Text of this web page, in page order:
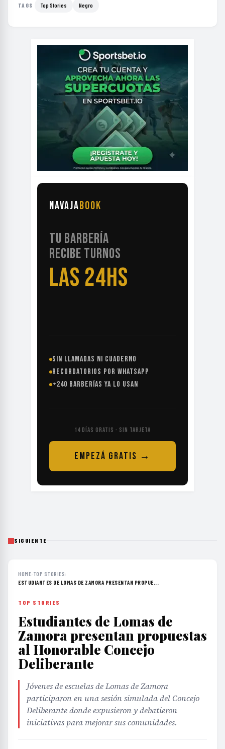
TAGS Top Stories Negro
NAVAJABOOK
TU BARBERÍA
RECIBE TURNOS
LAS 24HS
SIN LLAMADAS NI CUADERNO
RECORDATORIOS POR WHATSAPP
+240 BARBERÍAS YA LO USAN
14 DÍAS GRATIS · SIN TARJETA
EMPEZÁ GRATIS →
SIGUIENTE
HOME› TOP STORIES›
ESTUDIANTES DE LOMAS DE ZAMORA PRESENTAN PROPUE...
TOP STORIES
Estudiantes de Lomas de
Zamora presentan propuestas
al Honorable Concejo
Deliberante
Jóvenes de escuelas de Lomas de Zamora
participaron en una sesión simulada del Concejo
Deliberante donde expusieron y debatieron
iniciativas para mejorar sus comunidades.